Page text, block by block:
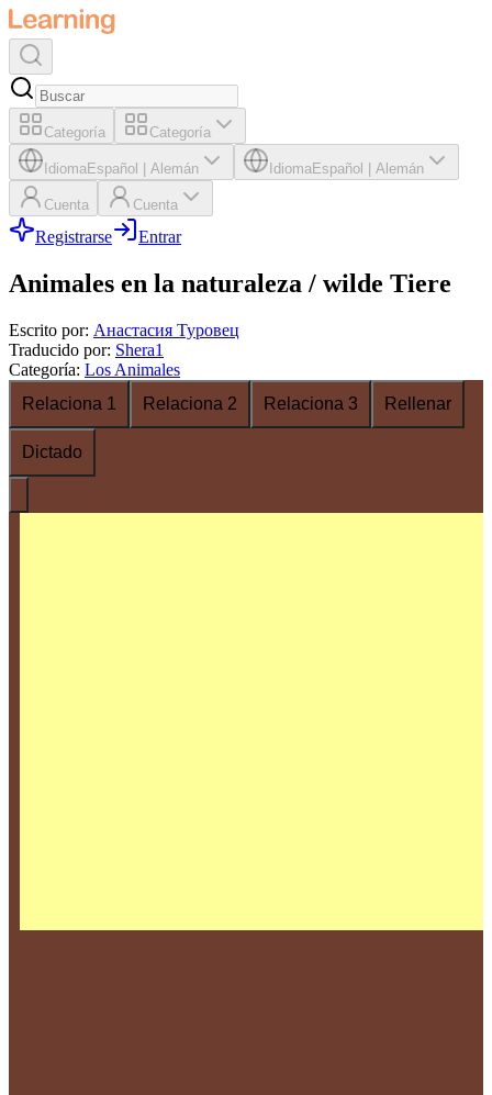
Categoría Categoría
IdiomaEspañol Alemán IdiomaEspañol Alemán
Cuenta Cuenta
Registrarse Entrar
Animales en la naturaleza / wilde Tiere
Escrito por: Анастасия Туровец
Traducido por: Shera1
Categoría: Los Animales
Relaciona 1
Relaciona 2 Relaciona 3 Rellenar
Dictado